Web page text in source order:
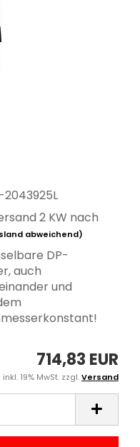
2 KW nach
abweichend)
DP-
auch
und
714,83 EUR
inkl. 19% MwSt. zzgl.Versand